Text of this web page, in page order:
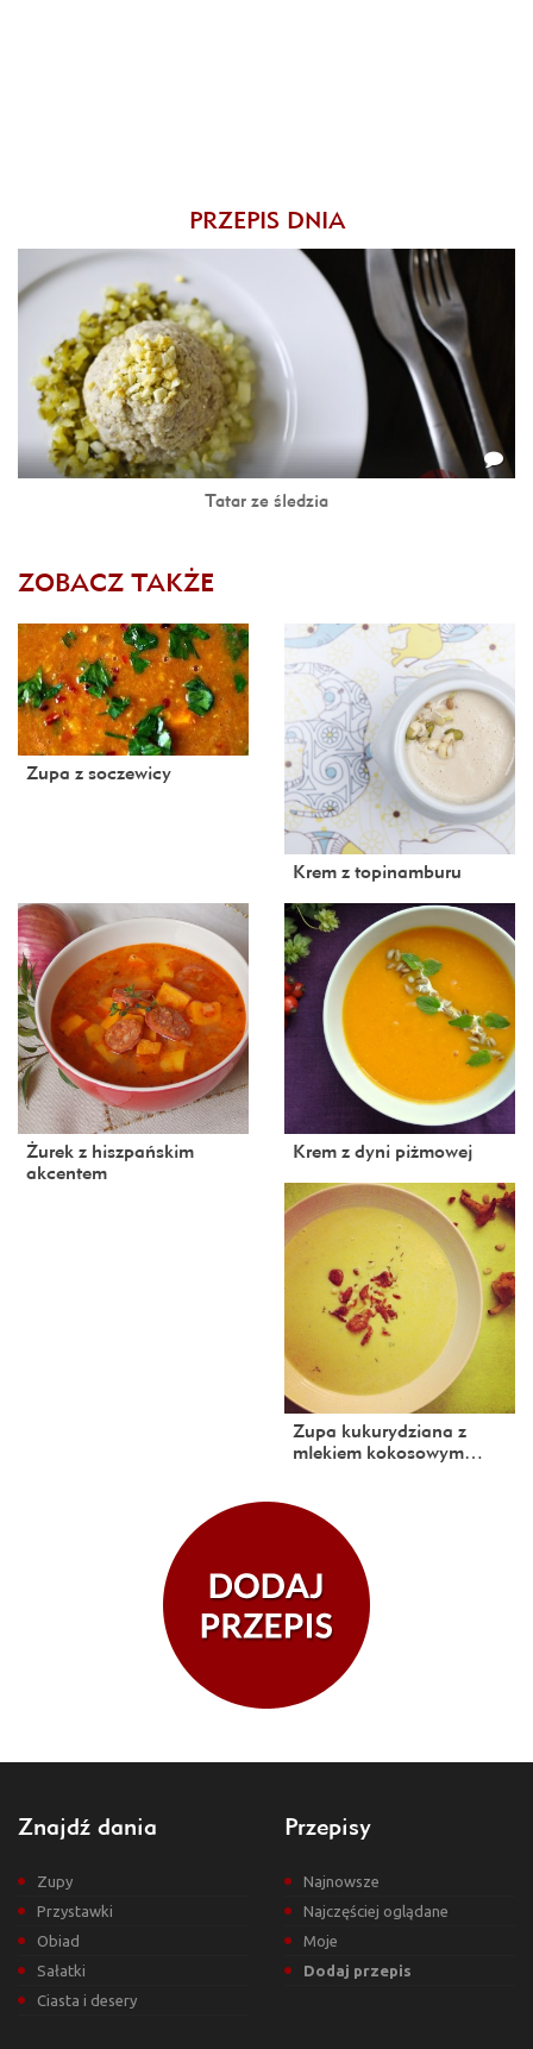
PRZEPIS DNIA
Tatar ze śledzia
ZOBACZ TAKŻE
Zupa z soczewicy
Krem z topinamburu
Żurek z hiszpańskim
akcentem
Krem z dyni piżmowej
Zupa kukurydziana z
mlekiem kokosowym…
Znajdź dania
Zupy
Przystawki
Obiad
Sałatki
Ciasta i desery
Przepisy
Najnowsze
Najczęściej oglądane
Moje
Dodaj przepis